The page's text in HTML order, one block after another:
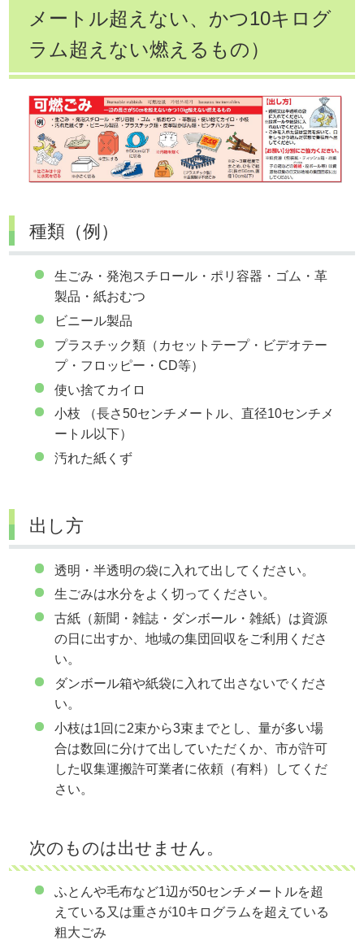
メートル超えない、かつ10キログ
ラム超えない燃えるもの）
種類（例）
生ごみ・発泡スチロール・ポリ容器・ゴム・革
製品・紙おむつ
ビニール製品
プラスチック類（カセットテープ・ビデオテー
プ・フロッピー・CD等）
使い捨てカイロ
小枝 （長さ50センチメートル、直径10センチメ
ートル以下）
汚れた紙くず
出し方
透明・半透明の袋に入れて出してください。
生ごみは水分をよく切ってください。
古紙（新聞・雑誌・ダンボール・雑紙）は資源
の日に出すか、地域の集団回収をご利用くださ
い。
ダンボール箱や紙袋に入れて出さないでくださ
い。
小枝は1回に2束から3束までとし、量が多い場
合は数回に分けて出していただくか、市が許可
した収集運搬許可業者に依頼（有料）してくだ
さい。
次のものは出せません。
ふとんや毛布など1辺が50センチメートルを超
えている又は重さが10キログラムを超えている
粗大ごみ